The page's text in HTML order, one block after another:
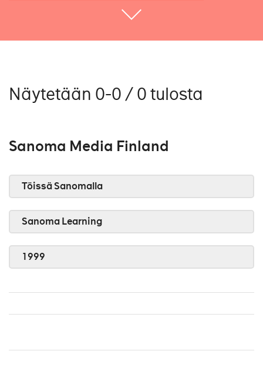
Näytetään 0-0 / 0 tulosta
Sanoma Media Finland
Töissä Sanomalla
Sanoma Learning
1999